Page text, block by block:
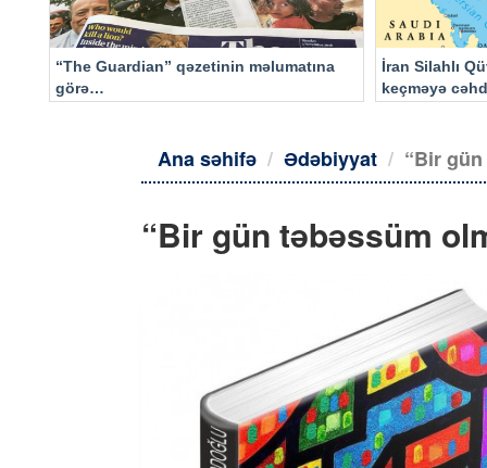
“The Guardian” qəzetinin məlumatına
görə…
İran Silahlı
keçməyə
Ana səhifə Ədəbiyyat “Bir
“Bir gün təbəssüm